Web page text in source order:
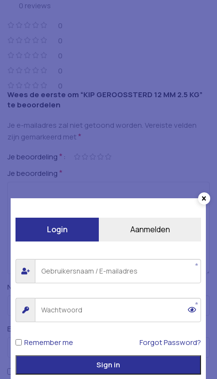
0 reviews
0
0
0
0
0
Wees de eerste om “KIP GEROOSSTERD 12 MM 2.5 KG”
te beoordelen
Je e-mailadres zal niet getoond worden.Vereiste velden
zijn gemarkeerd met *
Je beoordeling *
Je beoordeling *
Naam *
E-mail
Mijn naam, e-mailadres en website opslaan in deze
Login Aanmelden
Remember me Forgot Password?
Sign in